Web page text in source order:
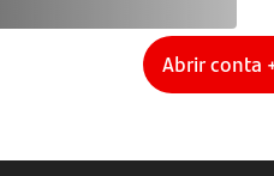
Abrir conta